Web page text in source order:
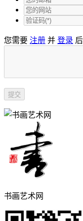
您需要 注册 并 登录
书画艺术网